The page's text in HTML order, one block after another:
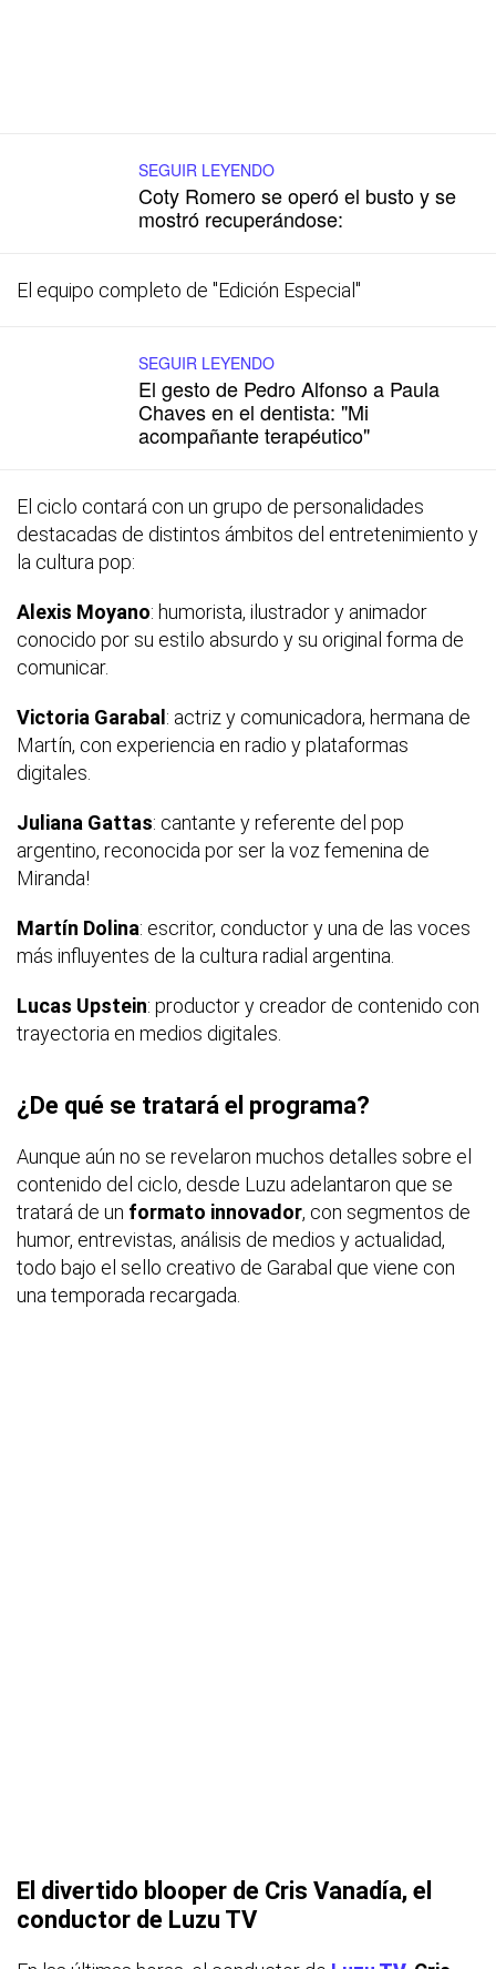
SEGUIR LEYENDO
Coty Romero se operó el busto y se
mostró recuperándose:
El equipo completo de "Edición Especial"
SEGUIR LEYENDO
El gesto de Pedro Alfonso a Paula
Chaves en el dentista: "Mi
acompañante terapéutico"
El ciclo contará con un grupo de personalidades
destacadas de distintos ámbitos del entretenimiento y
la cultura pop:
Alexis Moyano: humorista, ilustrador y animador
conocido por su estilo absurdo y su original forma de
comunicar.
Victoria Garabal : actriz y comunicadora, hermana de
Martín, con experiencia en radio y plataformas
digitales.
Juliana Gattas: cantante y referente del pop
argentino, reconocida por ser la voz femenina de
Miranda!
Martín Dolina: escritor, conductor y una de las voces
más influyentes de la cultura radial argentina.
Lucas Upstein: productor y creador de contenido con
trayectoria en medios digitales.
¿De qué se tratará el programa?
Aunque aún no se revelaron muchos detalles sobre el
contenido del ciclo, desde Luzu adelantaron que se
tratará de un formato innovador, con segmentos de
humor, entrevistas, análisis de medios y actualidad,
todo bajo el sello creativo de Garabal que viene con
una temporada recargada.
El divertido blooper de Cris Vanadía, el
conductor de Luzu TV